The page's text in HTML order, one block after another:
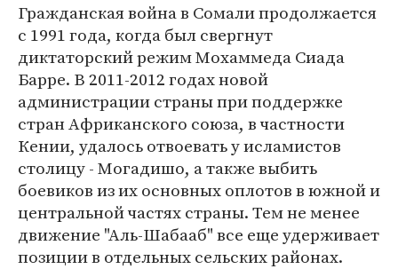
Гражданская война в Сомали продолжается
с 1991 года, когда был свергнут
диктаторский режим Мохаммеда Сиада
Барре. В 2011-2012 годах новой
администрации страны при поддержке
стран Африканского союза, в частности
Кении, удалось отвоевать у исламистов
столицу - Могадишо, а также выбить
боевиков из их основных оплотов в южной и
центральной частях страны. Тем не менее
движение "Аль-Шабааб" все еще удерживает
позиции в отдельных сельских районах.